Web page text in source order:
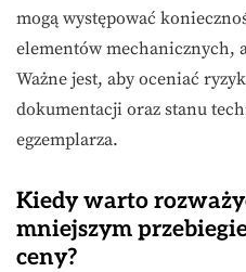
mogą występować
elementów mechanicznych,
Ważne jest, aby oceniać
dokumentacji oraz stanu
egzemplarza.
Kiedy warto
mniejszym
ceny?